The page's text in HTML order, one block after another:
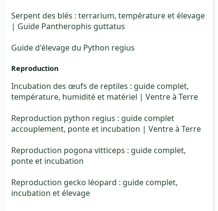
Serpent des blés : terrarium, température et élevage
| Guide Pantherophis guttatus
Guide d'élevage du Python regius
Reproduction
Incubation des œufs de reptiles : guide complet,
température, humidité et matériel | Ventre à Terre
Reproduction python regius : guide complet
accouplement, ponte et incubation | Ventre à Terre
Reproduction pogona vitticeps : guide complet,
ponte et incubation
Reproduction gecko léopard : guide complet,
incubation et élevage